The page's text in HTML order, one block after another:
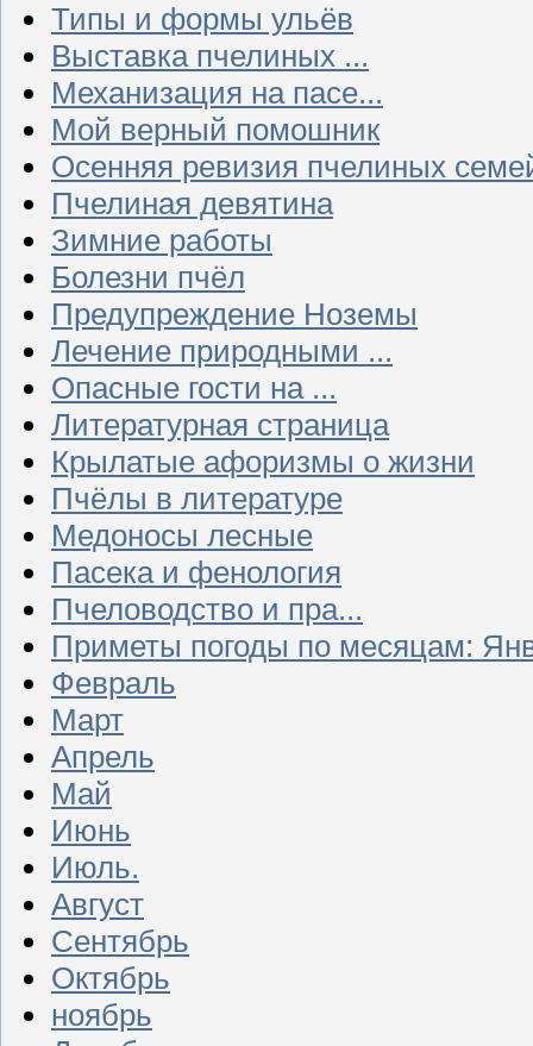
Типы и формы ульёв
Выставка пчелиных ...
Механизация на пасе...
Мой верный помошник
Осенняя ревизия пчелиных
Пчелиная девятина
Зимние работы
Болезни пчёл
Предупреждение Ноземы
Лечение природными ...
Опасные гости на ...
Литературная страница
Крылатые афоризмы о жизни
Пчёлы в литературе
Медоносы лесные
Пасека и фенология
Пчеловодство и пра...
Приметы погоды по месяцам:
Февраль
Март
Апрель
Май
Июнь
Июль.
Август
Сентябрь
Октябрь
ноябрь